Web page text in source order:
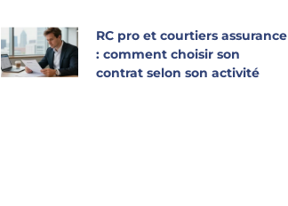
RC pro et courtiers assurance
: comment choisir son
contrat selon son activité